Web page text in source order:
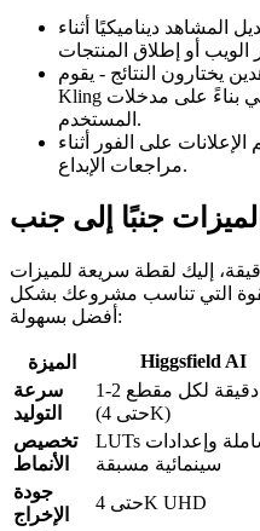
المشاهد ديناميكيًا أثناء
يختارون النتائج - يقوم
Kling بالتحديث في الوقت الفعلي بناءً على مدخلات
المستخدم.
الإعلانات على الفور أثناء
مراجعات الإبداع.
جنبًا إلى جنب
إليك لقطة سريعة للميزات
التي تناسب مشروعك بشكل
أفضل بسهولة:
الميزة Higgsfield AI
سرعة
التوليد
1-2 دقيقة لكل مقطع
(حتى 4K)
تخصيص
الأنماط
LUTs شاملة وإعدادات
سينمائية مسبقة
جودة
الإخراج
حتى 4K UHD